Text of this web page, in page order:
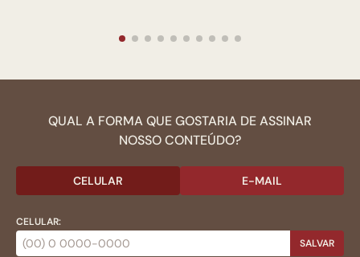
QUAL A FORMA QUE GOSTARIA DE ASSINAR
NOSSO CONTEÚDO?
CELULAR E-MAIL
CELULAR:
SALVAR